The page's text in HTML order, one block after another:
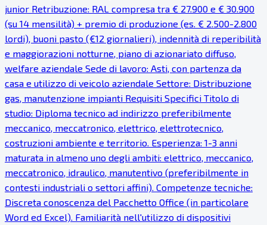
junior Retribuzione: RAL compresa tra € 27.900 e € 30.900
(su 14 mensilità) + premio di produzione (es. € 2.500-2.800
lordi), buoni pasto (€12 giornalieri), indennità di reperibilità
e maggiorazioni notturne, piano di azionariato diffuso,
welfare aziendale Sede di lavoro: Asti, con partenza da
casa e utilizzo di veicolo aziendale Settore: Distribuzione
gas, manutenzione impianti Requisiti Specifici Titolo di
studio: Diploma tecnico ad indirizzo preferibilmente
meccanico, meccatronico, elettrico, elettrotecnico,
costruzioni ambiente e territorio. Esperienza: 1-3 anni
maturata in almeno uno degli ambiti: elettrico, meccanico,
meccatronico, idraulico, manutentivo (preferibilmente in
contesti industriali o settori affini). Competenze tecniche:
Discreta conoscenza del Pacchetto Office (in particolare
Word ed Excel). Familiarità nell'utilizzo di dispositivi